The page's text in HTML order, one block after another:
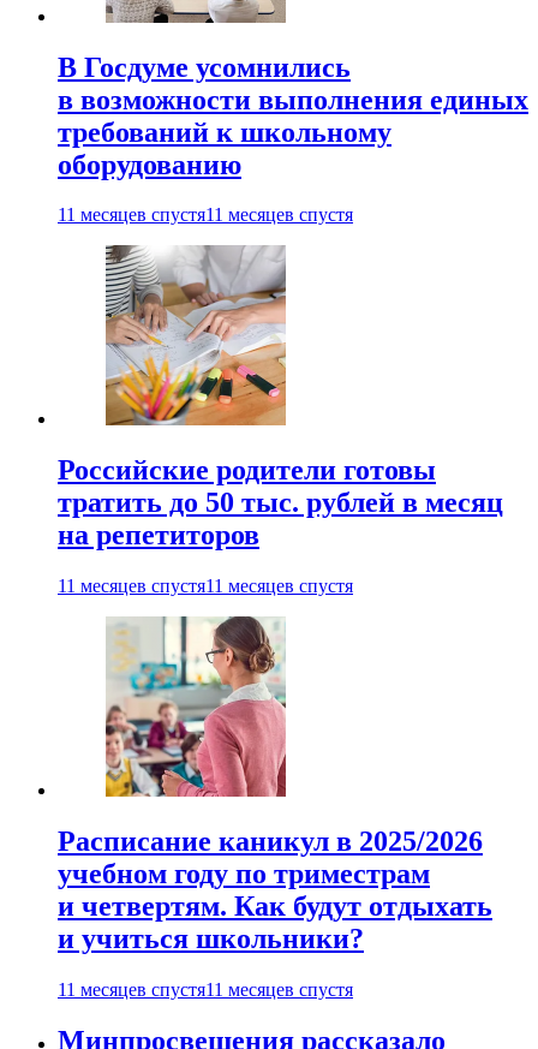
В Госдуме усомнились
в возможности выполнения единых
требований к школьному
оборудованию
11 месяцев спустя11 месяцев спустя
Российские родители готовы
тратить до 50 тыс. рублей в месяц
на репетиторов
11 месяцев спустя11 месяцев спустя
Расписание каникул в 2025/2026
учебном году по триместрам
и четвертям. Как будут отдыхать
и учиться школьники?
11 месяцев спустя11 месяцев спустя
Минпросвещения рассказало